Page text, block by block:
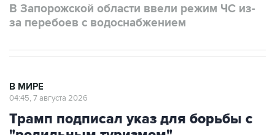
В Запорожской области ввели режим ЧС из-
за перебоев с водоснабжением
В МИРЕ
04:45, 7 августа 2026
Трамп подписал указ для борьбы с